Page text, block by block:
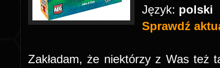
Język: polski
Sprawdź
Zakładam, że niektórzy z Was też